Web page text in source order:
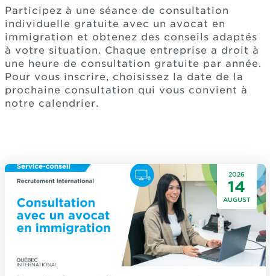
Participez à une séance de consultation
individuelle gratuite avec un avocat en
immigration et obtenez des conseils adaptés
à votre situation. Chaque entreprise a droit à
une heure de consultation gratuite par année.
Pour vous inscrire, choisissez la date de la
prochaine consultation qui vous convient à
notre calendrier.
2026
14
AUGUST